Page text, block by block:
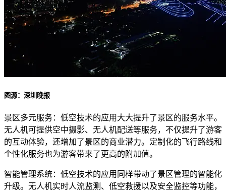
图源：深圳晚报
景区多元服务：低空技术的应用大大提升了景区的服务水平。
无人机可提供空中摄影、无人机配送等服务，不仅提升了游客
的互动体验，还增加了景区的商业潜力。定制化的飞行路线和
个性化服务也为游客带来了更高的附加值。
智能管理系统：低空技术的应用同样带动了景区管理的智能化
升级。无人机实时人流监测、低空救援以及安全监控等功能，